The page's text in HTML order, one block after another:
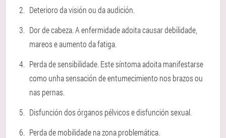
Deterioro da visión ou da audición.
Dor de cabeza. A enfermidade adoita causar debilidade,
mareos e aumento da fatiga.
Perda de sensibilidade. Este síntoma adoita manifestarse
como unha sensación de entumecimiento nos brazos ou
nas pernas.
Disfunción dos órganos pélvicos e disfunción sexual.
Perda de mobilidade na zona problemática.